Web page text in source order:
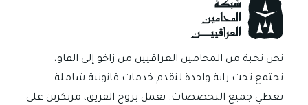
جهة
رقابية؟
نحن نخبة من المحامين العراقيين من زاخو إلى الفاو،
نجتمع تحت راية واحدة لنقدم خدمات قانونية شاملة
تغطي جميع التخصصات. نعمل بروح الفريق، مرتكزين على